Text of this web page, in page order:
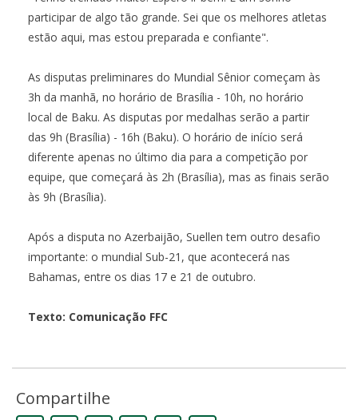
participar de algo tão grande. Sei que os melhores atletas
estão aqui, mas estou preparada e confiante".
As disputas preliminares do Mundial Sênior começam às
3h da manhã, no horário de Brasília - 10h, no horário
local de Baku. As disputas por medalhas serão a partir
das 9h (Brasília) - 16h (Baku). O horário de início será
diferente apenas no último dia para a competição por
equipe, que começará às 2h (Brasília), mas as finais serão
às 9h (Brasília).
Após a disputa no Azerbaijão, Suellen tem outro desafio
importante: o mundial Sub-21, que acontecerá nas
Bahamas, entre os dias 17 e 21 de outubro.
Texto: Comunicação FFC
Compartilhe